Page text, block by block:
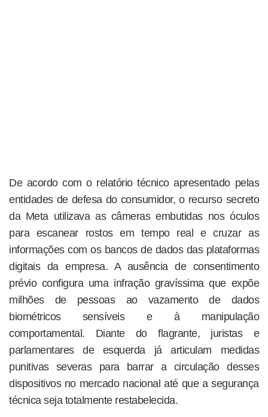
De acordo com o relatório técnico apresentado pelas
entidades de defesa do consumidor, o recurso secreto
da Meta utilizava as câmeras embutidas nos óculos
para escanear rostos em tempo real e cruzar as
informações com os bancos de dados das plataformas
digitais da empresa. A ausência de consentimento
prévio configura uma infração gravíssima que expõe
milhões de pessoas ao vazamento de dados
biométricos sensíveis e à manipulação
comportamental. Diante do flagrante, juristas e
parlamentares de esquerda já articulam medidas
punitivas severas para barrar a circulação desses
dispositivos no mercado nacional até que a segurança
técnica seja totalmente restabelecida.